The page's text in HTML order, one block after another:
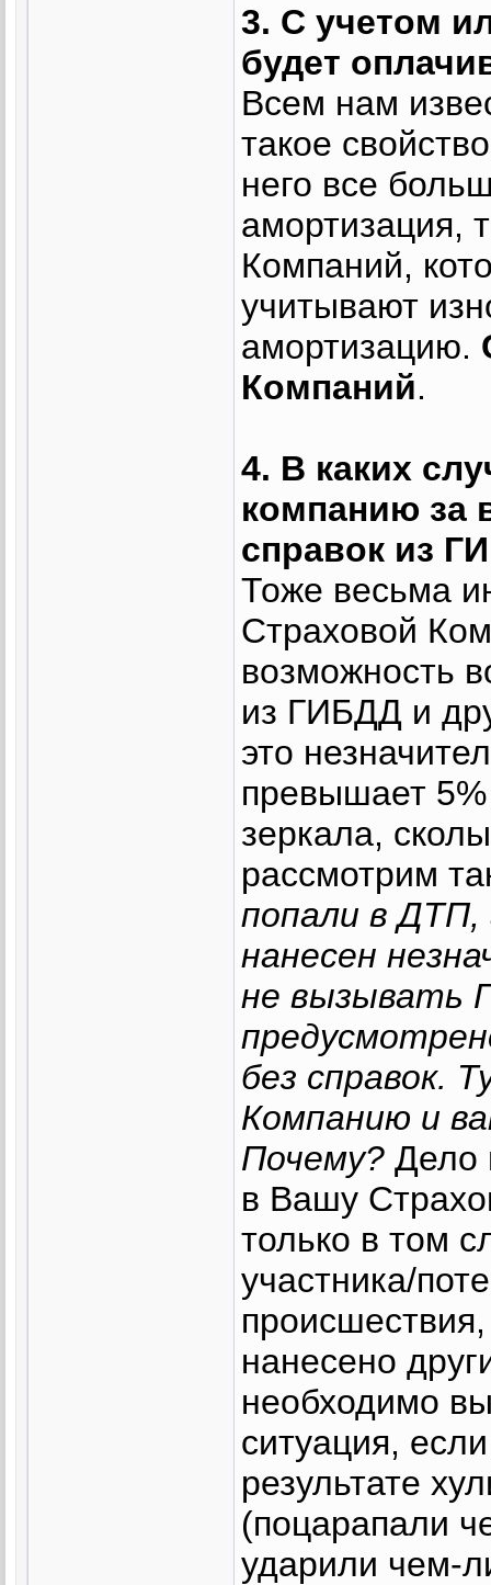
3. С учетом
будет
Всем нам
такое
него все
амортизация,
Компаний,
учитывают
амортизацию.
Компаний.
4. В каких
компанию за
справок из
Тоже весьма
Страховой
возможность
из ГИБДД и
это
превышает
зеркала,
рассмотрим
попали в ДТП,
нанесен
не вызывать
без справок.
Компанию и
Почему? Дело
в Вашу
только в том
участника/
нанесено
необходимо
ситуация,
результате
(поцарапали
ударили чем-